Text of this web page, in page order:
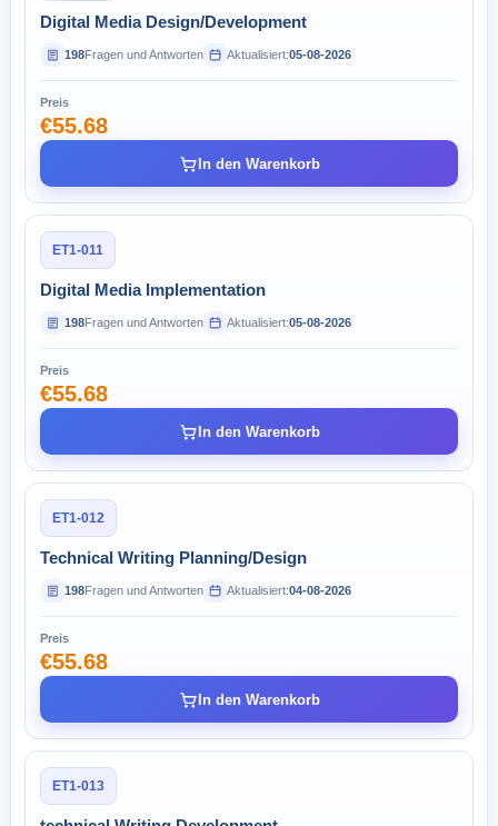
Digital Media Design/Development
198Fragen und Antworten Aktualisiert:05-08-2026
Preis
€55.68
In den Warenkorb
ET1-011
Digital Media Implementation
198Fragen und Antworten Aktualisiert:05-08-2026
Preis
€55.68
In den Warenkorb
ET1-012
Technical Writing Planning/Design
198Fragen und Antworten Aktualisiert:04-08-2026
Preis
€55.68
In den Warenkorb
ET1-013